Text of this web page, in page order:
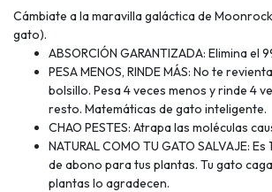
Cámbiate a la maravilla galáctica de
gato).
ABSORCIÓN GARANTIZADA: Elimina el
PESA MENOS, RINDE MÁS: No te
bolsillo. Pesa 4 veces menos y rinde 4
resto. Matemáticas de gato inteligente.
CHAO PESTES: Atrapa las moléculas
NATURAL COMO TU GATO SALVAJE:
de abono para tus plantas. Tu gato
plantas lo agradecen.